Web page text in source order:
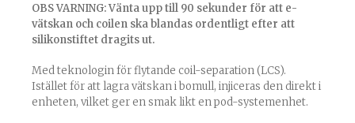
OBS VARNING: Vänta upp till 90 sekunder för att e-
vätskan och coilen ska blandas ordentligt efter att
silikonstiftet dragits ut.
Med teknologin för flytande coil-separation (LCS).
Istället för att lagra vätskan i bomull, injiceras den direkt i
enheten, vilket ger en smak likt en pod-systemenhet.